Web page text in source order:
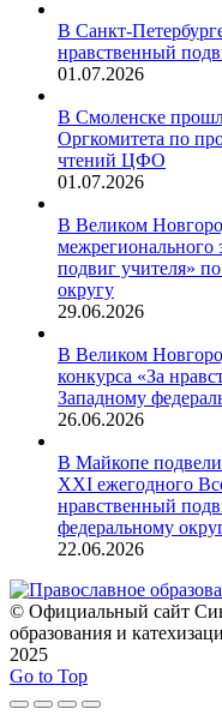
В Санкт-
нравственный
01.07.2026
В Смоленске
Оргкомитета по
чтений ЦФО
01.07.2026
В Великом
межрегионального
подвиг учителя»
округу
29.06.2026
В Великом
конкурса «За
Западному
26.06.2026
В Майкопе подвели
XXI ежегодного
нравственный
федеральному
22.06.2026
© Официальный сайт
образования и
2025
Go to Top